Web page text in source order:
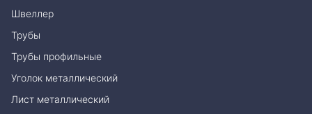
Швеллер
Трубы
Трубы профильные
Уголок металлический
Лист металлический